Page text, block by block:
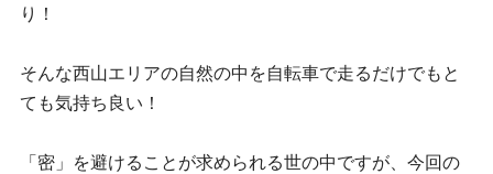
り！
そんな西山エリアの自然の中を自転車で走るだけでもと
ても気持ち良い！
「密」を避けることが求められる世の中ですが、今回の